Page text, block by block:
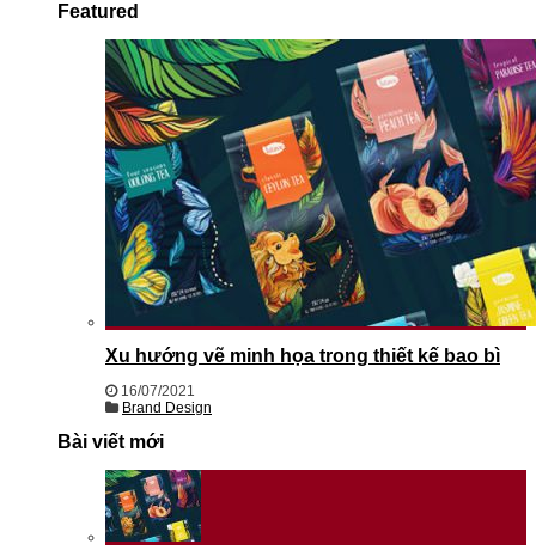
Featured
Xu hướng vẽ minh họa trong thiết kế bao bì
16/07/2021
Brand Design
Bài viết mới